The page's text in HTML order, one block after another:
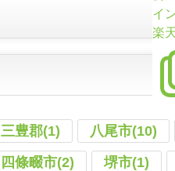
イ
楽
三豊郡(1) 八尾市(10)
四條畷市(2)
堺市(1)